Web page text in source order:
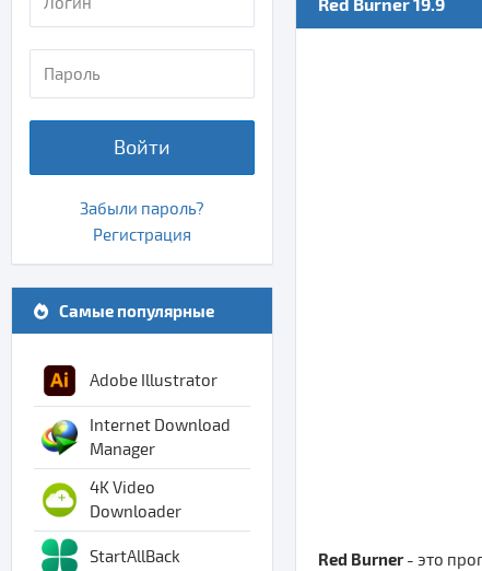
Red Burner- это
Войти
Забыли пароль?
Регистрация
Самые популярные
Adobe Illustrator
Internet Download
Manager
4K Video
Downloader
StartAllBack